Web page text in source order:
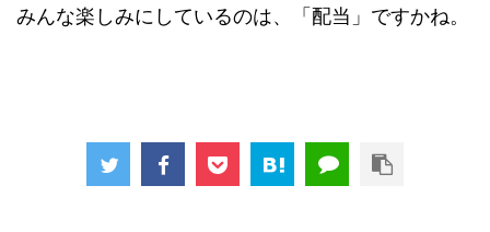
みんな楽しみにしているのは、「配当」ですかね。